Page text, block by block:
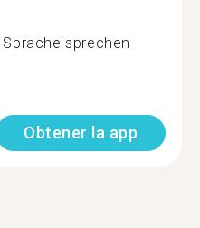
sprechen
Obtener la app